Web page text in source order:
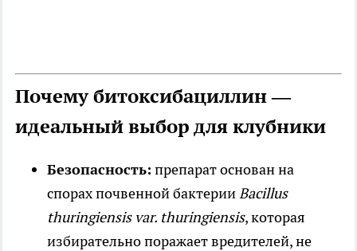
Почему битоксибациллин —
идеальный выбор для клубники
Безопасность: препарат основан на
спорах почвенной бактерииBacillus
thuringiensis var. thuringiensis, которая
избирательно поражает вредителей, не